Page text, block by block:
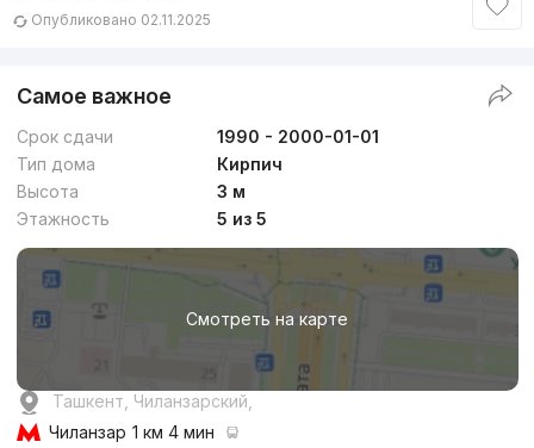
Опубликовано 02.11.2025
Самое важное
Срок сдачи
1990 - 2000-01-01
Тип дома
Кирпич
Высота
3 м
Этажность
5 из 5
Смотреть на карте
Ташкент, Чиланзарский,
Чиланзар 1 км 4 мин